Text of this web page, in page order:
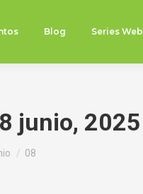
Blog Series Web
8 junio, 2025
08